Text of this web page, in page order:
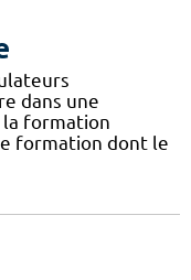
dans une
la formation
formation dont le